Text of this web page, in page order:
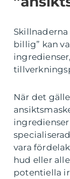
billig” kan
När det
vara
hud eller
potentiella